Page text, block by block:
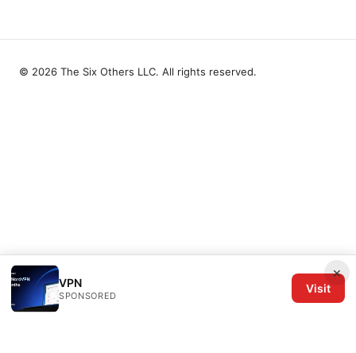
×
VPN
SPONSORED
Visit
© 2026 The Six Others LLC. All rights reserved.